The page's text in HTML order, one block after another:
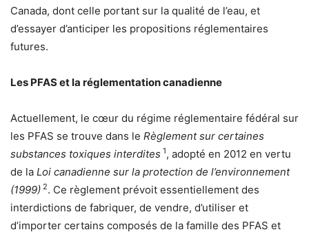
Canada, dont celle portant sur la qualité de l’eau, et
d’essayer d’anticiper les propositions réglementaires
futures.
Les PFAS et la réglementation canadienne
Actuellement, le cœur du régime réglementaire fédéral sur
les PFAS se trouve dans le Règlement sur certaines
substances toxiques interdites 1, adopté en 2012 en vertu
de la Loi canadienne sur la protection de l’environnement
(1999) 2. Ce règlement prévoit essentiellement des
interdictions de fabriquer, de vendre, d’utiliser et
d’importer certains composés de la famille des PFAS et